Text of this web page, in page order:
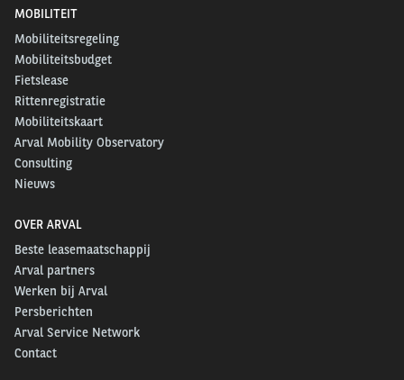
MOBILITEIT
Mobiliteitsregeling
Mobiliteitsbudget
Fietslease
Rittenregistratie
Mobiliteitskaart
Arval Mobility Observatory
Consulting
Nieuws
OVER ARVAL
Beste leasemaatschappij
Arval partners
Werken bij Arval
Persberichten
Arval Service Network
Contact